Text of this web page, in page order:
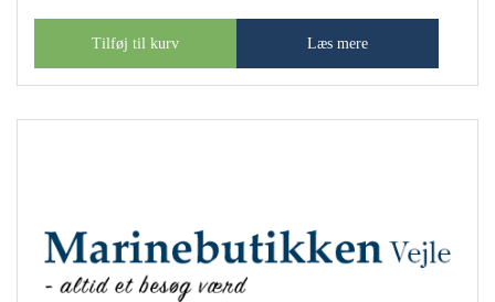
Tilføj til kurv Læs mere